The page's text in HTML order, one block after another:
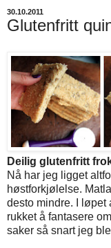
30.10.2011
Glutenfritt
Deilig glutenfritt
Nå har jeg ligget
høstforkjølelse.
desto mindre. I løpet
rukket å fantasere
saker så snart jeg